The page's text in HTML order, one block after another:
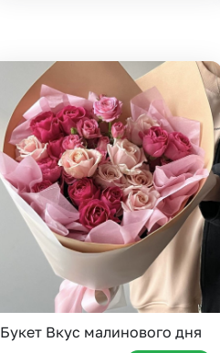
Букет Вкус малинового дня